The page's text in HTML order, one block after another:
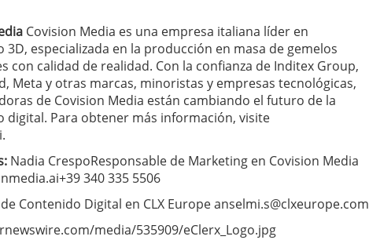
Covision Media es una empresa italiana líder en
3D, especializada en la producción en masa de gemelos
con calidad de realidad. Con la confianza de Inditex Group,
Meta y otras marcas, minoristas y empresas tecnológicas,
de Covision Media están cambiando el futuro de la
digital. Para obtener más información, visite
Nadia CrespoResponsable de Marketing en Covision Media
+39 340 335 5506
Contenido Digital en CLX Europeanselmi.s@clxeurope.com
media/535909/eClerx_Logo.jpg